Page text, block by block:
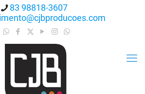
83 98818-3607